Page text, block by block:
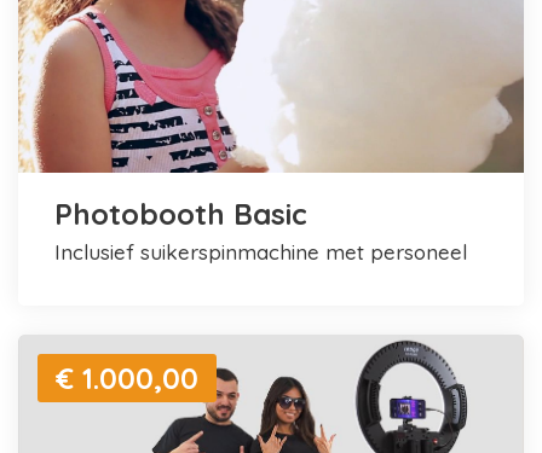
Photobooth Basic
inclusief suikerspinmachine met personeel
€ 1.000,00